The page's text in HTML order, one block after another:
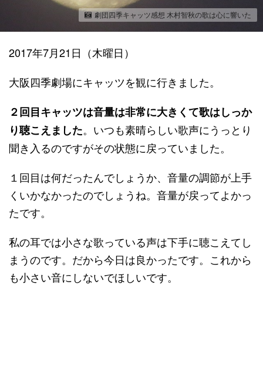
劇団四季キャッツ感想 木村智秋の歌は心に響いた
2017年7月21日（木曜日）
大阪四季劇場にキャッツを観に行きました。
２回目キャッツは音量は非常に大きくて歌はしっか
り聴こえました。いつも素晴らしい歌声にうっとり
聞き入るのですがその状態に戻っていました。
１回目は何だったんでしょうか、音量の調節が上手
くいかなかったのでしょうね。音量が戻ってよかっ
たです。
私の耳では小さな歌っている声は下手に聴こえてし
まうのです。だから今日は良かったです。これから
も小さい音にしないでほしいです。